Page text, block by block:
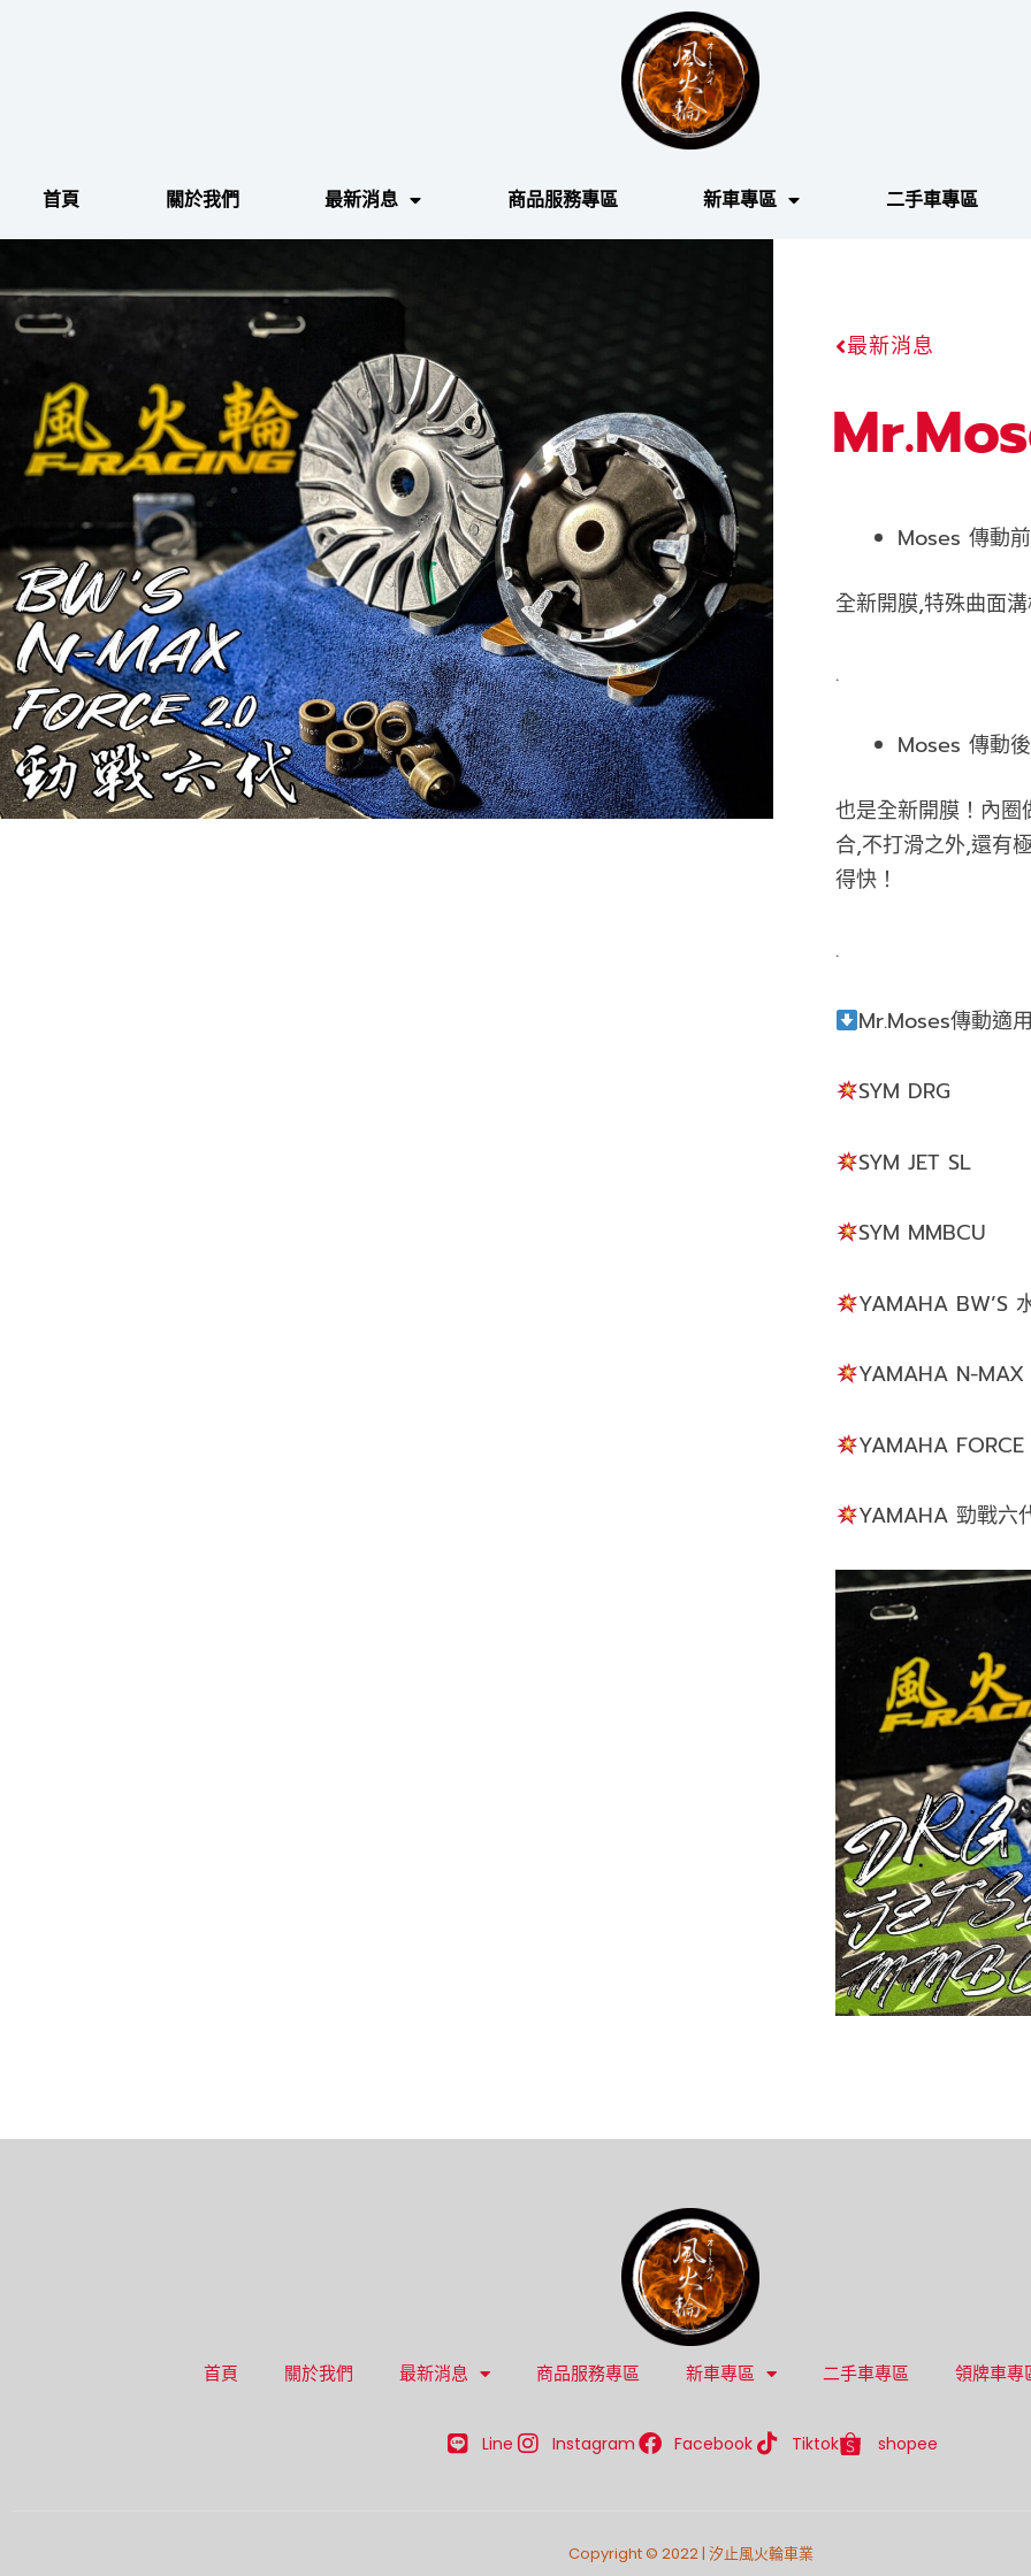
首頁 關於我們 最新消息 商品服務專區 新車專區 二手車專區
最新消息
Moses 傳動
全新開膜,特殊曲面
.
Moses 傳動
也是全新開膜！內
合,不打滑之外,還有
得快！
.
Mr.Moses傳動適
SYM DRG
SYM JET SL
SYM MMBCU
YAMAHA BW’S
YAMAHA N-MAX
YAMAHA
YAMAHA 勁戰六
首頁 關於我們 最新消息 商品服務專區 新車專區 二手車專區 領牌車專
Line Instagram Facebook Tiktok shopee
Copyright © 2022 | 汐止風火輪車業